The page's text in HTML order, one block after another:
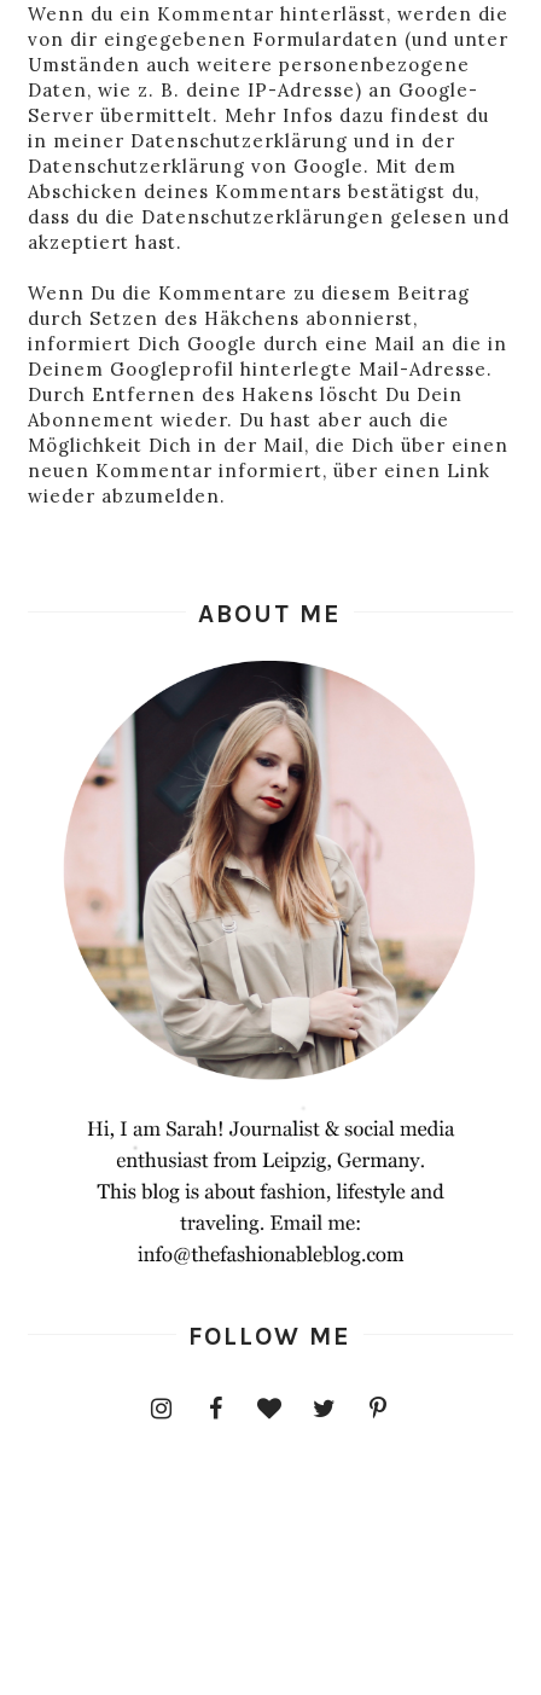
Wenn du ein Kommentar hinterlässt, werden die
von dir eingegebenen Formulardaten (und unter
Umständen auch weitere personenbezogene
Daten, wie z. B. deine IP-Adresse) an Google-
Server übermittelt. Mehr Infos dazu findest du
in meiner Datenschutzerklärung und in der
Datenschutzerklärung von Google. Mit dem
Abschicken deines Kommentars bestätigst du,
dass du die Datenschutzerklärungen gelesen und
akzeptiert hast.
Wenn Du die Kommentare zu diesem Beitrag
durch Setzen des Häkchens abonnierst,
informiert Dich Google durch eine Mail an die in
Deinem Googleprofil hinterlegte Mail-Adresse.
Durch Entfernen des Hakens löscht Du Dein
Abonnement wieder. Du hast aber auch die
Möglichkeit Dich in der Mail, die Dich über einen
neuen Kommentar informiert, über einen Link
wieder abzumelden.
ABOUT ME
FOLLOW ME